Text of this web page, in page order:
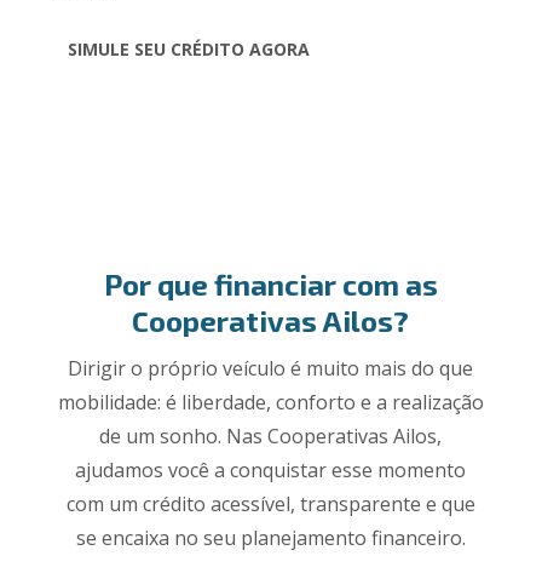
SIMULE SEU CRÉDITO AGORA
Por que financiar com as
Cooperativas Ailos?
Dirigir o próprio veículo é muito mais do que
mobilidade: é liberdade, conforto e a realização
de um sonho. Nas Cooperativas Ailos,
ajudamos você a conquistar esse momento
com um crédito acessível, transparente e que
se encaixa no seu planejamento financeiro.